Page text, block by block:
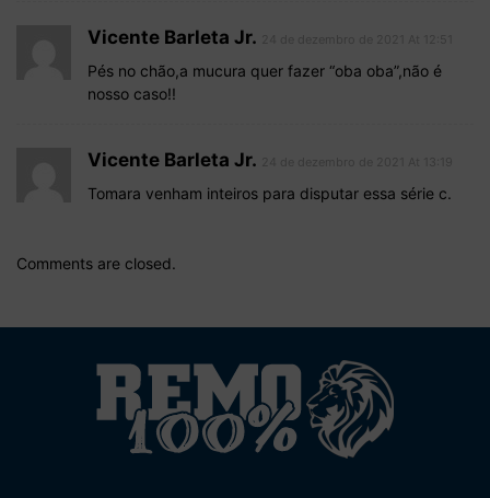
Vicente Barleta Jr.
Pés no chão,a mucura quer fazer “oba oba”,não é
nosso caso!!
Vicente Barleta Jr.
Tomara venham inteiros para disputar essa série c.
Comments are closed.